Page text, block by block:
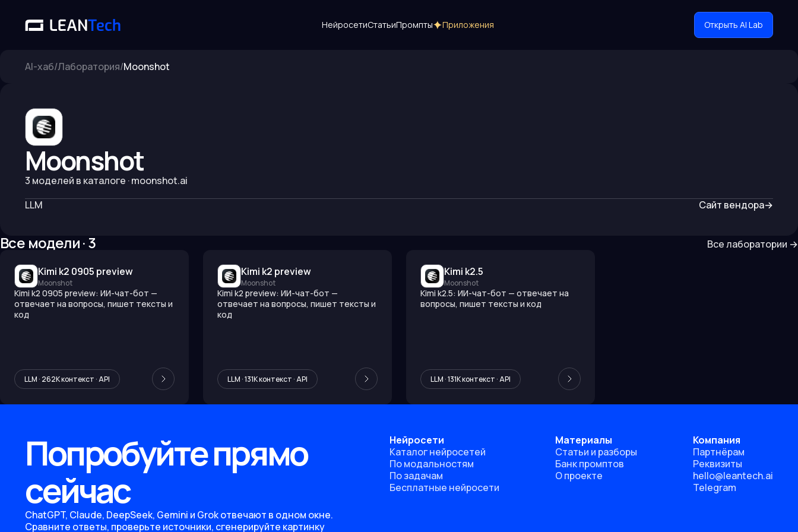
НейросетиСтатьиПромпты Приложения Открыть AI Lab
AI-хаб/Лаборатория/Moonshot
Moonshot
3 моделей в каталоге · moonshot.ai
LLM
Сайт вендора→
Все модели ·3 Все лаборатории →
Kimi k2 0905 preview
Moonshot
Kimi k2 0905 preview: ИИ-чат-бот —
отвечает на вопросы, пишет тексты и
код
LLM · 262K контекст · API
Kimi k2 preview
Moonshot
Kimi k2 preview: ИИ-чат-бот —
отвечает на вопросы, пишет тексты и
код
LLM · 131K контекст · API
Kimi k2.5
Moonshot
Kimi k2.5: ИИ-чат-бот — отвечает на
вопросы, пишет тексты и код
LLM · 131K контекст · API
Попробуйте прямо
сейчас
ChatGPT, Claude, DeepSeek, Gemini и Grok отвечают в одном окне.
Сравните ответы, проверьте источники, сгенерируйте картинку
Нейросети
Каталог нейросетей
По модальностям
По задачам
Бесплатные нейросети
Материалы
Статьи и разборы
Банк промптов
О проекте
Компания
Партнёрам
Реквизиты
hello@leantech.ai
Telegram